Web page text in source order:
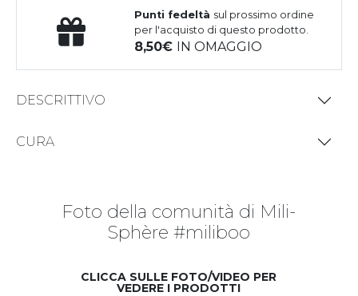
Punti fedeltà sul prossimo ordine
per l'acquisto di questo prodotto.
8,50 IN OMAGGIO
DESCRITTIVO
CURA
Foto della comunità di Mili-
Sphère #miliboo
CLICCA SULLE FOTO/VIDEO PER
VEDERE I PRODOTTI